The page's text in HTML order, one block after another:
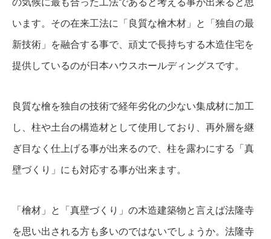
の気候に最も合った工法であると考える事が出来ると思
います。その在来工法に「良質な檜木材」と「独自の最
新技術」を融合する事で、頑丈で長持ちする木造住宅を
提供しているのが日本ハウスホールディングスです。
良質な檜を独自の技術で経年劣化の少ない集成材に加工
し、柱や土台の構造材として使用しており、再外層を継
ぎ目なく仕上げる事が出来るので、柱を露わにする「真
壁づくり」にも対応する事が出来ます。
「檜材」と「真壁づくり」の木造建築物と言えば法隆寺
を思い出される方も多いのではないでしょうか。法隆寺